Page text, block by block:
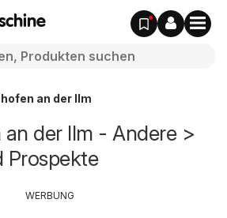
an der Ilm
der Ilm - Andere >
Prospekte
WERBUNG